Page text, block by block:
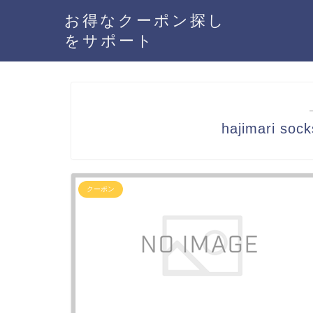
お得なクーポン探し
をサポート
hajimari
クーポン